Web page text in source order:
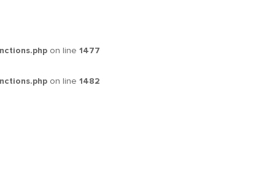
on line 1477
on line 1482